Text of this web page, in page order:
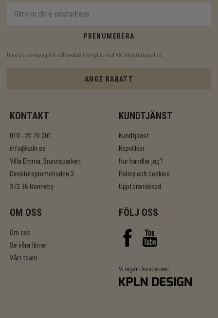
PRENUMERERA
Dina personuppgifter behandlas i enlighet med vår integritetspolicy
ANGE RABATT
KONTAKT
010 - 20 70 001
info@kpln.se
Villa Emma, Brunnsparken
Direktörspromenaden 3
372 36 Ronneby
KUNDTJÄNST
Kundtjänst
Köpvillkor
Hur handlar jag?
Policy och cookies
Uppförandekod
OM OSS
Om oss
Se våra filmer
Vårt team
FÖLJ OSS
Vi ingår i koncernen: